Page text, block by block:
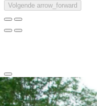
Volgende arrow_forward
clear arrow_back_ios_new
favorite
share